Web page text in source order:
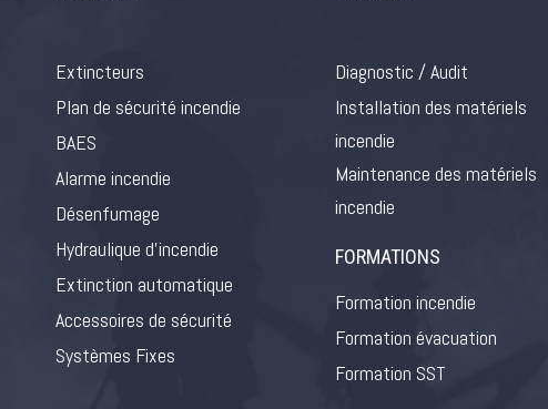
Extincteurs
Plan de sécurité incendie
BAES
Alarme incendie
Désenfumage
Hydraulique d’incendie
Extinction automatique
Accessoires de sécurité
Systèmes Fixes
Diagnostic / Audit
Installation des matériels
incendie
Maintenance des matériels
incendie
FORMATIONS
Formation incendie
Formation évacuation
Formation SST